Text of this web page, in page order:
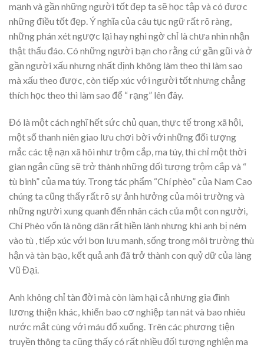
mạnh và gần những người tốt đẹp ta sẽ học tập và có được
những điều tốt đẹp. Ý nghĩa của câu tục ngữ rất rõ ràng,
những phán xét ngược lại hay nghi ngờ chỉ là chưa nhìn nhận
thật thấu đáo. Có những người bạn cho rằng cứ gần gũi và ở
gần người xấu nhưng nhất định không làm theo thì làm sao
mà xấu theo được, còn tiếp xúc với người tốt nhưng chẳng
thích học theo thì làm sao để “ rạng” lên đây.
Đó là một cách nghĩ hết sức chủ quan, thực tế trong xã hội,
một số thanh niên giao lưu chơi bời với những đối tượng
mắc các tệ nạn xã hôi như trộm cắp, ma túy, thì chỉ một thời
gian ngắn cũng sẽ trở thành những đối tượng trộm cắp và “
tù binh” của ma túy. Trong tác phẩm “Chí phèo” của Nam Cao
chúng ta cũng thấy rất rõ sự ảnh hưởng của môi trường và
những người xung quanh đến nhân cách của một con người,
Chí Phèo vốn là nông dân rất hiền lành nhưng khi anh bị ném
vào tù , tiếp xúc với bọn lưu manh, sống trong môi trường thù
hận và tàn bạo, kết quả anh đã trở thành con quỷ dữ của làng
Vũ Đại.
Anh không chỉ tàn đời mà còn làm hại cả nhưng gia đình
lương thiện khác, khiến bao cơ nghiệp tan nát và bao nhiêu
nước mắt cùng với máu đổ xuống. Trên các phương tiện
truyền thông ta cũng thấy có rất nhiều đối tượng nghiện ma